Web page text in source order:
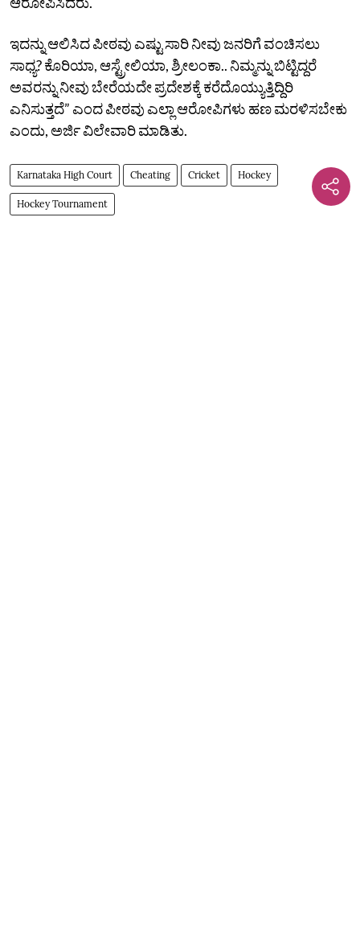
ಇದನ್ನು ಆಲಿಸಿದ ಪೀಠವು ಎಷ್ಟು ಸಾರಿ ನೀವು ಜನರಿಗೆ ವಂಚಿಸಲು
ಸಾಧ್ಯ? ಕೊರಿಯಾ, ಆಸ್ಟ್ರೇಲಿಯಾ, ಶ್ರೀಲಂಕಾ.. ನಿಮ್ಮನ್ನು ಬಿಟ್ಟಿದ್ದರೆ
ಅವರನ್ನು ನೀವು ಬೇರೆಯದೇ ಪ್ರದೇಶಕ್ಕೆ ಕರೆದೊಯ್ಯುತ್ತಿದ್ದಿರಿ
ಎನಿಸುತ್ತದೆ” ಎಂದ ಪೀಠವು ಎಲ್ಲಾ ಆರೋಪಿಗಳು ಹಣ ಮರಳಿಸಬೇಕು
ಎಂದು, ಅರ್ಜಿ ವಿಲೇವಾರಿ ಮಾಡಿತು.
Karnataka High Court Cheating Cricket Hockey
Hockey Tournament